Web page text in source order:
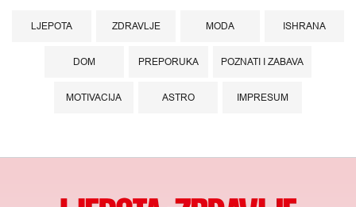
LJEPOTA ZDRAVLJE MODA ISHRANA
DOM PREPORUKA POZNATI I ZABAVA
MOTIVACIJA ASTRO IMPRESUM